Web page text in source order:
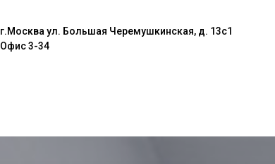
г.Москва ул. Большая Черемушкинская, д. 13с1
Офис 3-34